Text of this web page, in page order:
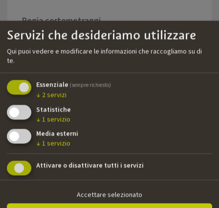
Filmfest Munich 2025, where it was nominated
for the CineCoPro-Award as best international
co-production.
Regia cortometraggi
Anno
Titolo
2010
The Retreat
2009
2006
Left to the dogs
Regia lungometraggi di finzione
Anno
2025
A Land Within
Servizi che desideriamo utilizzare
Qui puoi vedere e modificare le informazioni che raccogliamo su di
te.
Essenziale (sempre richiesto)
↓ 2 servizi
Statistiche
↓ 1 servizio
Media esterni
↓ 1 servizio
Attivare o disattivare tutti i servizi
Accettare selezionato